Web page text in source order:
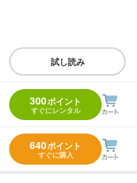
試し読み
300ポイント
すぐにレンタル
640ポイント
すぐに購入